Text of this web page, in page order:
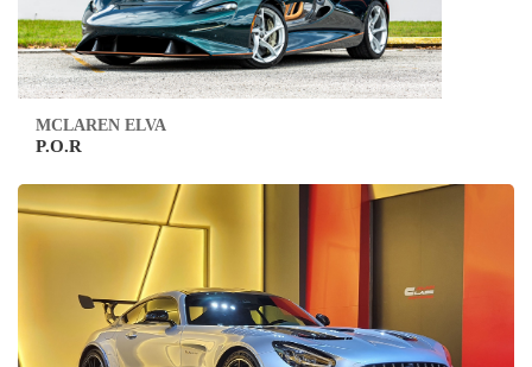
MCLAREN ELVA
P.O.R